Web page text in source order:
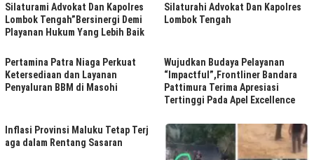
Silaturami Advokat Dan Kapolres
Lombok Tengah”Bersinergi Demi
Playanan Hukum Yang Lebih Baik
Silaturahi Advokat Dan Kapolres
Lombok Tengah
Pertamina Patra Niaga Perkuat
Ketersediaan dan Layanan
Penyaluran BBM di Masohi
Wujudkan Budaya Pelayanan
“Impactful”,Frontliner Bandara
Pattimura Terima Apresiasi
Tertinggi Pada Apel Excellence
Inflasi Provinsi Maluku Tetap Terj
aga dalam Rentang Sasaran